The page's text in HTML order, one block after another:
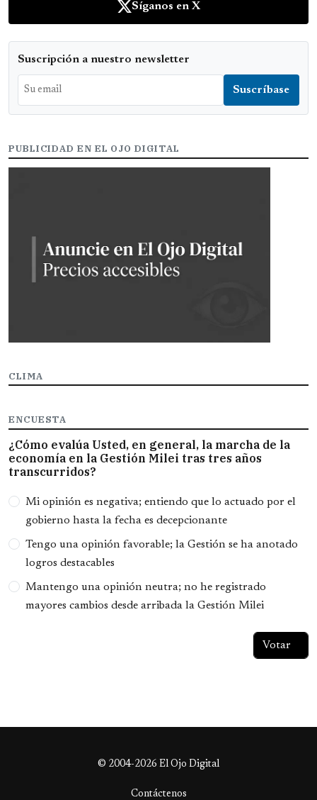
Síganos en X
Suscripción a nuestro newsletter
PUBLICIDAD EN EL OJO DIGITAL
CLIMA
ENCUESTA
¿Cómo evalúa Usted, en general, la marcha de la
economía en la Gestión Milei tras tres años
transcurridos?
Opciones
Mi opinión es negativa; entiendo que lo actuado por el
gobierno hasta la fecha es decepcionante
Tengo una opinión favorable; la Gestión se ha anotado
logros destacables
Mantengo una opinión neutra; no he registrado
mayores cambios desde arribada la Gestión Milei
© 2004-2026 El Ojo Digital
Contáctenos